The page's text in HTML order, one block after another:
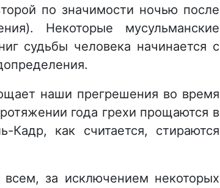
по значимости ночью после
Некоторые мусульманские
судьбы человека начинается с
наши прегрешения во время
года грехи прощаются в
как считается, стираются
за исключением некоторых